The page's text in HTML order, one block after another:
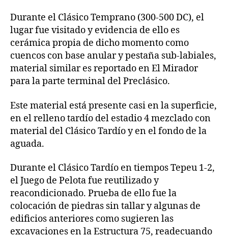
Durante el Clásico Temprano (300-500 DC), el
lugar fue visitado y evidencia de ello es
cerámica propia de dicho momento como
cuencos con base anular y pestaña sub-labiales,
material similar es reportado en El Mirador
para la parte terminal del Preclásico.
Este material está presente casi en la superficie,
en el relleno tardío del estadio 4 mezclado con
material del Clásico Tardío y en el fondo de la
aguada.
Durante el Clásico Tardío en tiempos Tepeu 1-2,
el Juego de Pelota fue reutilizado y
reacondicionado. Prueba de ello fue la
colocación de piedras sin tallar y algunas de
edificios anteriores como sugieren las
excavaciones en la Estructura 75, readecuando